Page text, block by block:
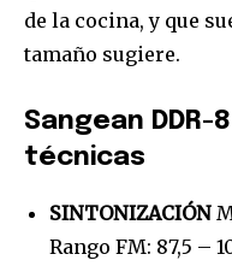
de la cocina, y que
tamaño sugiere.
Sangean
técnicas
SINTONIZACIÓN
Rango FM: 87,5 –